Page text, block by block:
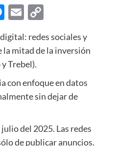
Messenger
EmailCopy
redes sociales y
la mitad de la inversión
Trebel).
con enfoque en datos
sin dejar de
del 2025. Las redes
de publicar anuncios.